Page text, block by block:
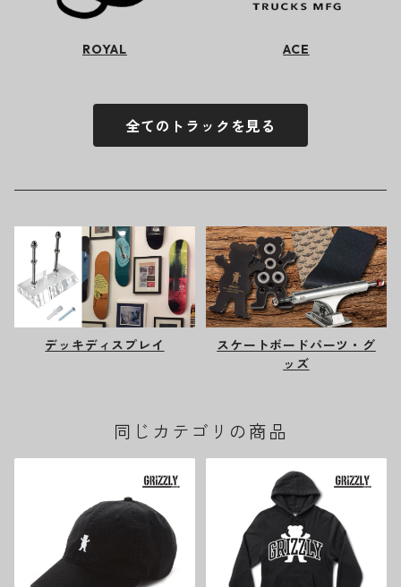
ROYAL ACE
全てのトラックを見る
デッキディスプレイ
スケートボードパーツ・グ
ッズ
同じカテゴリの商品